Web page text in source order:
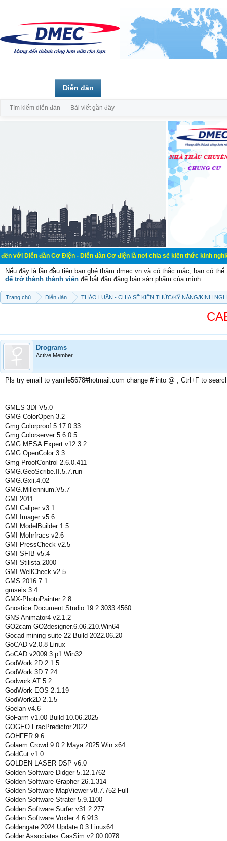
đàn Cơ Điện - Diễn đàn Cơ điện là nơi chia sẽ kiến thức kinh nghiệm
Nếu đây là lần đầu tiên bạn ghé thăm dmec.vn và có thắc mắc, bạn có
để trở thành thành viên để bắt đầu đăng bán sản phẩm của mình.
Trang chủ Diễn đàn THẢO LUẬN - CHIA SẼ KIẾN THỨC/KỸ NĂNG/KINH
Drograms
Active Member
Pls try email to yamile5678#hotmail.com change # into @ , Ctrl+F to
GMES 3DI V5.0
GMG ColorOpen 3.2
Gmg Colorproof 5.17.0.33
Gmg Colorserver 5.6.0.5
GMG MESA Expert v12.3.2
GMG OpenColor 3.3
Gmg ProofControl 2.6.0.411
GMG.GeoScribe.II.5.7.run
GMG.Gxii.4.02
GMG.Millennium.V5.7
GMI 2011
GMI Caliper v3.1
GMI Imager v5.6
GMI ModelBuilder 1.5
GMI Mohrfracs v2.6
GMI PressCheck v2.5
GMI SFIB v5.4
GMI Stilista 2000
GMI WellCheck v2.5
GMS 2016.7.1
gmseis 3.4
GMX-PhotoPainter 2.8
Gnostice Document Studio 19.2.3033.4560
GNS Animator4 v2.1.2
GO2cam GO2designer.6.06.210.Win64
Gocad mining suite 22 Build 2022.06.20
GoCAD v2.0.8 Linux
GoCAD v2009.3 p1 Win32
GodWork 2D 2.1.5
GodWork 3D 7.24
Godwork AT 5.2
GodWork EOS 2.1.19
GodWork2D 2.1.5
Goelan v4.6
GoFarm v1.00 Build 10.06.2025
GOGEO.FracPredictor.2022
GOHFER 9.6
Golaem Crowd 9.0.2 Maya 2025 Win x64
GoldCut.v1.0
GOLDEN LASER DSP v6.0
Golden Software Didger 5.12.1762
Golden Software Grapher 26.1.314
Golden Software MapViewer v8.7.752 Full
Golden Software Strater 5.9.1100
Golden Software Surfer v31.2.277
Golden Software Voxler 4.6.913
Goldengate 2024 Update 0.3 Linux64
Golder.Associates.GasSim.v2.00.0078
Diễn đàn
Tìm kiếm diễn đàn Bài viết gần đây